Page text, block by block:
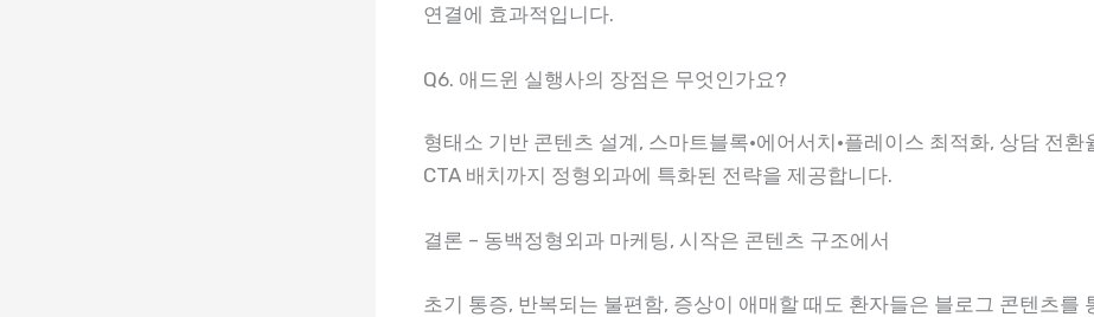
연결에 효과적입니다.
Q6. 애드윈 실행사의 장점은 무엇인가요?
형태소 기반 콘텐츠 설계, 스마트블록·에어서치·플레이스 최적화, 상담 전환
CTA 배치까지 정형외과에 특화된 전략을 제공합니다.
결론 – 동백정형외과 마케팅, 시작은 콘텐츠 구조에서
초기 통증, 반복되는 불편함, 증상이 애매할 때도 환자들은 블로그 콘텐츠를